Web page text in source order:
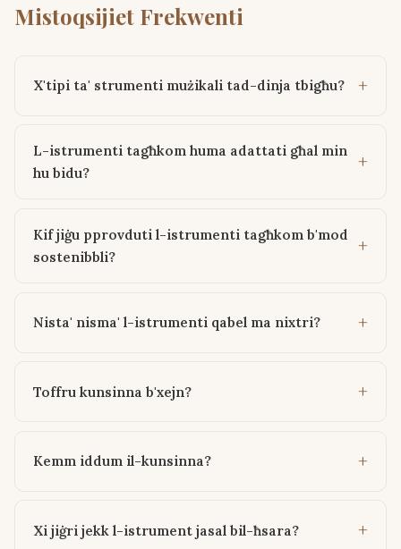
Mistoqsijiet Frekwenti
X'tipi ta' strumenti mużikali tad-dinja tbigħu?
L-istrumenti tagħkom huma adattati għal min
hu bidu?
Kif jiġu pprovduti l-istrumenti tagħkom b'mod
sostenibbli?
Nista' nisma' l-istrumenti qabel ma nixtri?
Toffru kunsinna b'xejn?
Kemm iddum il-kunsinna?
Xi jiġri jekk l-istrument jasal bil-ħsara?